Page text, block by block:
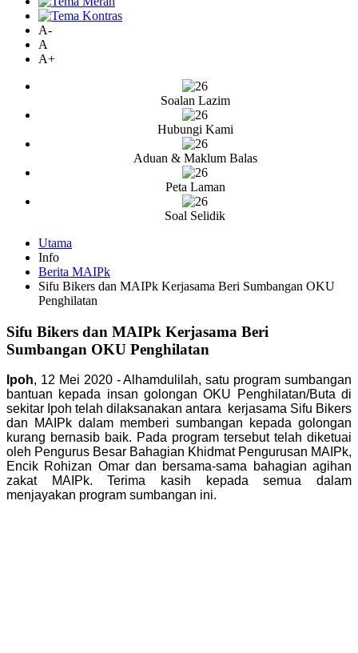
A-
A
A+
Soalan Lazim
Hubungi Kami
Aduan & Maklum Balas
Peta Laman
Soal Selidik
Utama
Info
Berita MAIPk
Sifu Bikers dan MAIPk Kerjasama Beri Sumbangan OKU
Penghilatan
Sifu Bikers dan MAIPk Kerjasama Beri
Sumbangan OKU Penghilatan
Ipoh, 12 Mei 2020 - Alhamdulilah, satu program sumbangan
bantuan kepada insan golongan OKU Penghilatan/Buta di
sekitar Ipoh telah dilaksanakan antara kerjasama Sifu Bikers
dan MAIPk dalam memberi sumbangan kepada golongan
kurang bernasib baik. Pada program tersebut telah diketuai
oleh Pengurus Besar Bahagian Khidmat Pengurusan MAIPk,
Encik Rohizan Omar dan bersama-sama bahagian agihan
zakat MAIPk. Terima kasih kepada semua dalam
menjayakan program sumbangan ini.